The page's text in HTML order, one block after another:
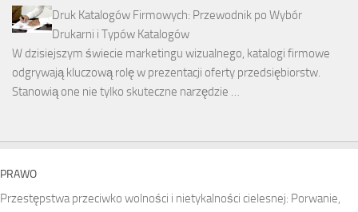
Druk Katalogów Firmowych: Przewodnik po Wybór
Drukarni i Typów Katalogów
W dzisiejszym świecie marketingu wizualnego, katalogi firmowe
odgrywają kluczową rolę w prezentacji oferty przedsiębiorstw.
Stanowią one nie tylko skuteczne narzędzie …
PRAWO
Przestępstwa przeciwko wolności i nietykalności cielesnej: Porwanie,